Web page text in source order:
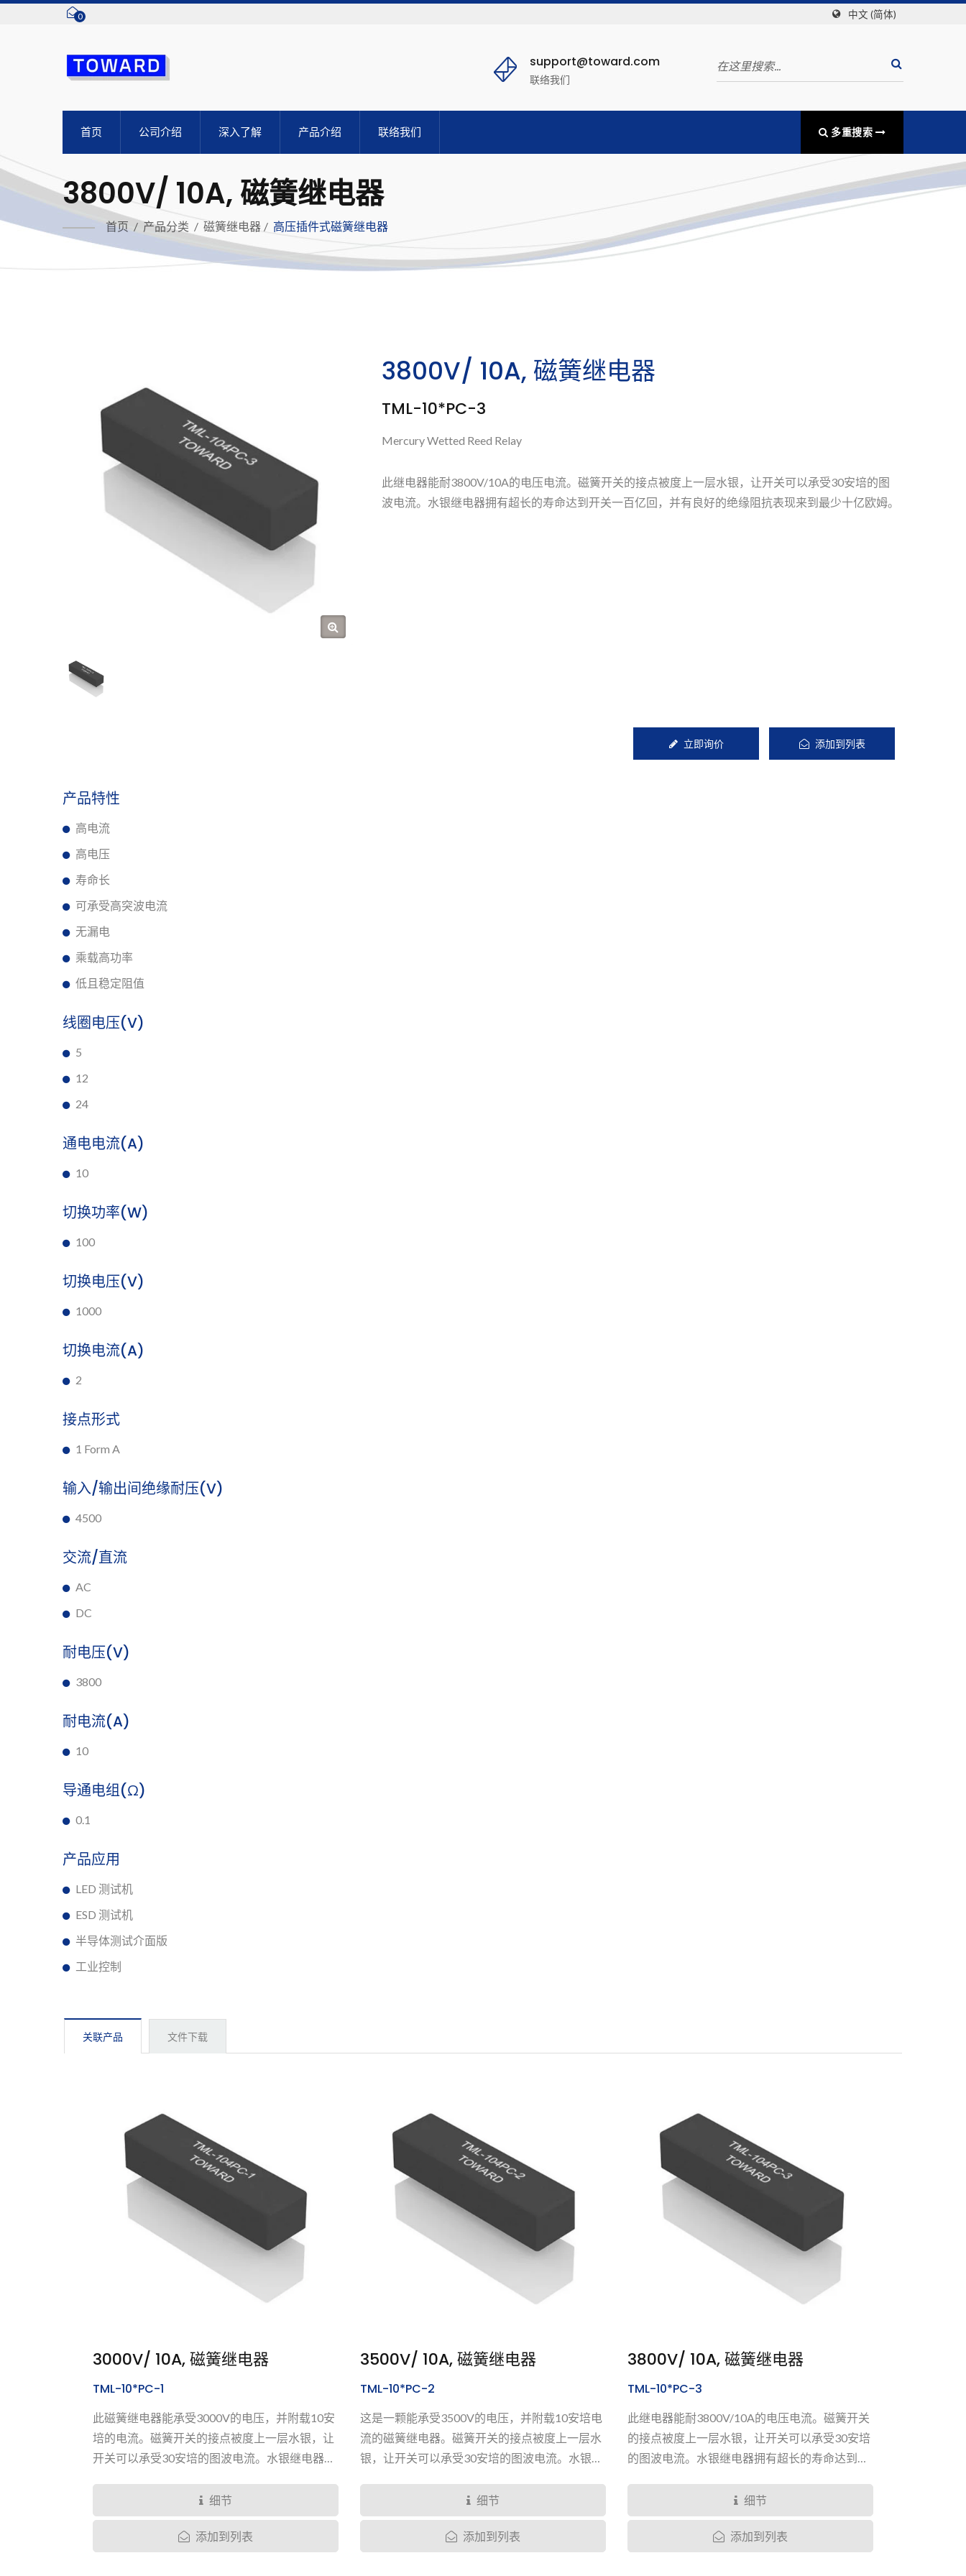
0 中文 (简体)
support@toward.com
联络我们
首页 公司介绍 深入了解 产品介绍 联络我们 多重搜索
3800V/ 10A, 磁簧继电器
首页 / 产品分类 / 磁簧继电器 / 高压插件式磁簧继电器
3800V/ 10A, 磁簧继电器
TML-10*PC-3
Mercury Wetted Reed Relay
此继电器能耐3800V/10A的电压电流。磁簧开关的接点被度上一层水银，让开关可以承受30安培的图
波电流。水银继电器拥有超长的寿命达到开关一百亿回，并有良好的绝缘阻抗表现来到最少十亿欧姆。
添加到列表
立即询价
产品特性
高电流
高电压
寿命长
可承受高突波电流
无漏电
乘载高功率
低且稳定阻值
线圈电压(V)
5
12
24
通电电流(A)
10
切换功率(W)
100
切换电压(V)
1000
切换电流(A)
2
接点形式
1 Form A
输入/输出间绝缘耐压(V)
4500
交流/直流
AC
DC
耐电压(V)
3800
耐电流(A)
10
导通电组(Ω)
0.1
产品应用
LED 测试机
ESD 测试机
半导体测试介面版
工业控制
关联产品 文件下载
3000V/ 10A, 磁簧继电器
TML-10*PC-1
此磁簧继电器能承受3000V的电压，并附载10安
培的电流。磁簧开关的接点被度上一层水银，让
开关可以承受30安培的图波电流。水银继电器拥
缘阻抗表现来到最少十亿欧姆。
细节
添加到列表
3500V/ 10A, 磁簧继电器
TML-10*PC-2
这是一颗能承受3500V的电压，并附载10安培电
流的磁簧继电器。磁簧开关的接点被度上一层水
银，让开关可以承受30安培的图波电流。水银继
好的绝缘阻抗表现来到最少十亿欧姆。
细节
添加到列表
3800V/ 10A, 磁簧继电器
TML-10*PC-3
此继电器能耐3800V/10A的电压电流。磁簧开关
的接点被度上一层水银，让开关可以承受30安培
的图波电流。水银继电器拥有超长的寿命达到开
细节
添加到列表